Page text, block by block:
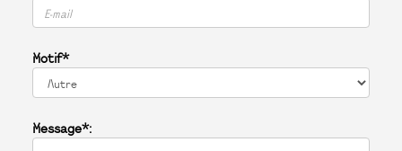
Motif*
Message*: